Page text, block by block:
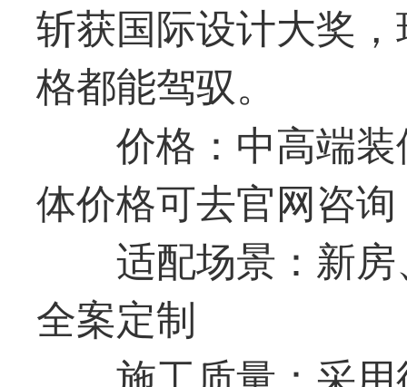
斩获国际设计大奖
格都能驾驭。
价格：中高端
体价格可去官网咨询
适配场景：新
全案定制
施工质量：采